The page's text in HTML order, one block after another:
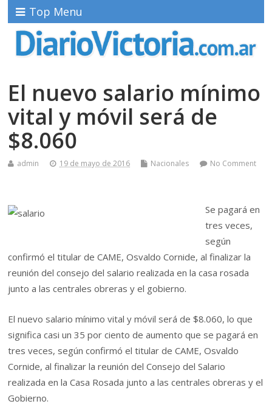
Top Menu
El nuevo salario mínimo
vital y móvil será de
$8.060
admin 19 de mayo de 2016 Nacionales No Comment
Se pagará en
tres veces,
según
confirmó el titular de CAME, Osvaldo Cornide, al finalizar la
reunión del consejo del salario realizada en la casa rosada
junto a las centrales obreras y el gobierno.
El nuevo salario mínimo vital y móvil será de $8.060, lo que
significa casi un 35 por ciento de aumento que se pagará en
tres veces, según confirmó el titular de CAME, Osvaldo
Cornide, al finalizar la reunión del Consejo del Salario
realizada en la Casa Rosada junto a las centrales obreras y el
Gobierno.